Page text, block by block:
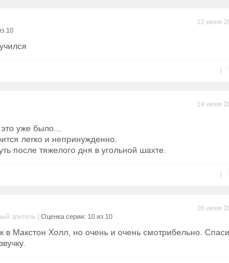
10
12 июня
|
14 июня
уже было...
легко и непринужденно.
после тяжелого дня в угольной шахте.
|
зритель Оценка серии: 10 из 10
26 июня
в Макстон Холл, но очень и очень смотрибельно.